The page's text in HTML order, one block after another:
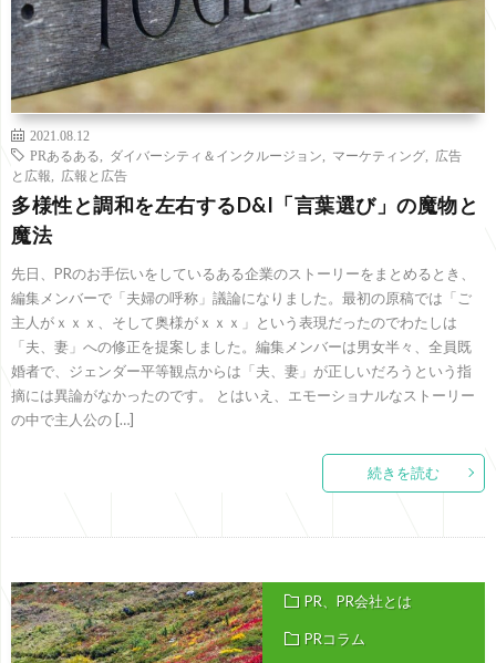
2021.08.12
PRあるある
ダイバーシティ＆インクルージョン マーケティング
広告
と広報
広報と広告
多様性と調和を左右するD&I「言葉選び」の魔物と
魔法
先日、PRのお手伝いをしているある企業のストーリーをまとめるとき、
編集メンバーで「夫婦の呼称」議論になりました。最初の原稿では「ご
主人がｘｘｘ、そして奥様がｘｘｘ」という表現だったのでわたしは
「夫、妻」への修正を提案しました。編集メンバーは男女半々、全員既
婚者で、ジェンダー平等観点からは「夫、妻」が正しいだろうという指
摘には異論がなかったのです。 とはいえ、エモーショナルなストーリー
の中で主人公の […]
続きを読む
PR、PR会社とは
PRコラム